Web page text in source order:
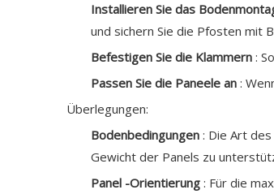
Installieren Sie das
und sichern Sie die Pfosten mit
Befestigen Sie die Klammern :
Passen Sie die Paneele an :
Überlegungen:
Bodenbedingungen : Die Art
Gewicht der Panels zu
Panel -Orientierung : Für die